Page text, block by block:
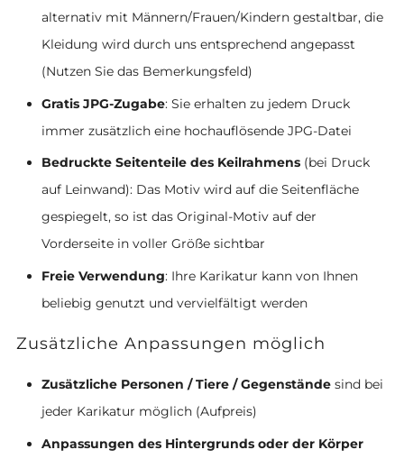
alternativ mit Männern/Frauen/Kindern gestaltbar, die
Kleidung wird durch uns entsprechend angepasst
(Nutzen Sie das Bemerkungsfeld)
Gratis JPG-Zugabe: Sie erhalten zu jedem Druck
immer zusätzlich eine hochauflösende JPG-Datei
Bedruckte Seitenteile des Keilrahmens (bei Druck
auf Leinwand): Das Motiv wird auf die Seitenfläche
gespiegelt, so ist das Original-Motiv auf der
Vorderseite in voller Größe sichtbar
Freie Verwendung: Ihre Karikatur kann von Ihnen
beliebig genutzt und vervielfältigt werden
Zusätzliche Anpassungen möglich
Zusätzliche Personen / Tiere / Gegenstände sind bei
jeder Karikatur möglich (Aufpreis)
Anpassungen des Hintergrunds oder der Körper